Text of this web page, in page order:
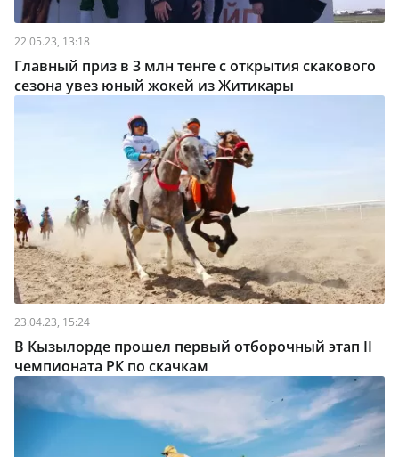
22.05.23, 13:18
Главный приз в 3 млн тенге с открытия скакового
сезона увез юный жокей из Житикары
23.04.23, 15:24
В Кызылорде прошел первый отборочный этап II
чемпионата РК по скачкам